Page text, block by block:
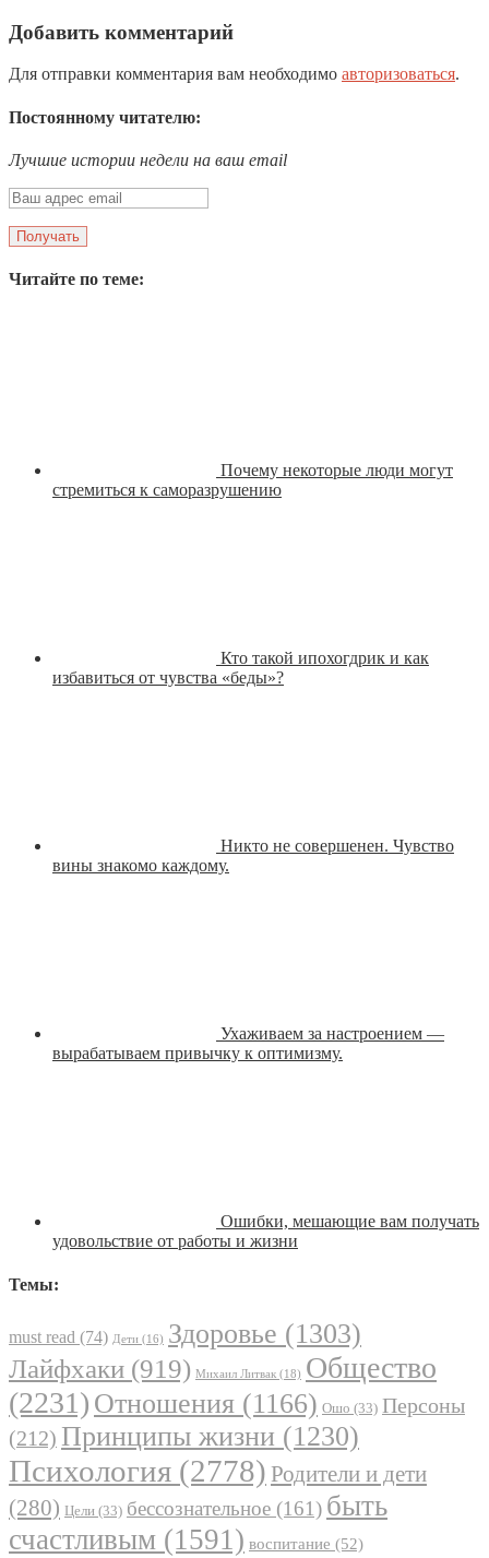
Добавить комментарий
Для отправки комментария вам необходимо авторизоваться.
Постоянному читателю:
Лучшие истории недели на ваш email
Читайте по теме:
Почему некоторые люди могут
стремиться к саморазрушению
Кто такой ипохогдрик и как
избавиться от чувства «беды»?
Никто не совершенен. Чувство
вины знакомо каждому.
Ухаживаем за настроением —
вырабатываем привычку к оптимизму.
Ошибки, мешающие вам получать
удовольствие от работы и жизни
Темы:
must read (74) Дети (16) Здоровье (1303)
Лайфхаки (919) Михаил Литвак (18) Общество
(2231) Отношения (1166) Ошо (33) Персоны
(212) Принципы жизни (1230)
Психология (2778) Родители и дети
(280) Цели (33) бессознательное (161) быть
счастливым (1591) воспитание (52)